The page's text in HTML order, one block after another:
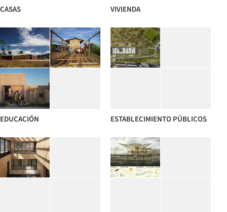
CASAS VIVIENDA
EDUCACIÓN ESTABLECIMIENTO PÚBLICOS